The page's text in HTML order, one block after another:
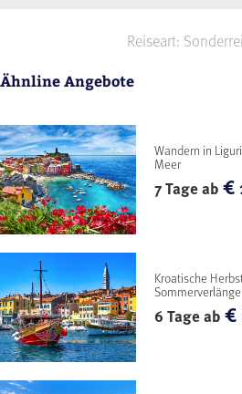
Reiseart:
Ähnline Angebote
Wandern in
Meer
7 Tage ab€
Kroatische
6 Tage ab€